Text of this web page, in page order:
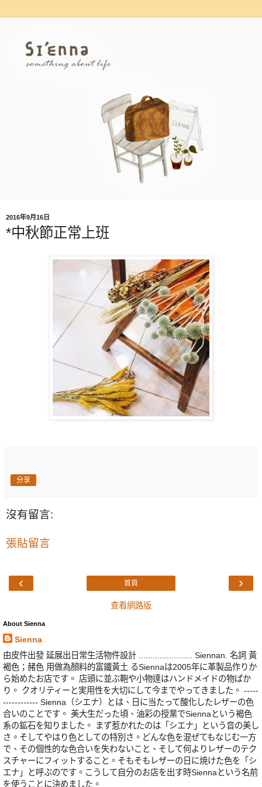
2016年9月16日
*中秋節正常上班
分享
沒有留言:
張貼留言
‹ ›
首頁
查看網路版
About Sienna
Sienna
由皮件出發 延展出日常生活物件設計 ....................... Siennan. 名詞 黃
褐色；赭色 用做為顏料的富鐵黃土 るSiennaは2005年に革製品作りか
ら始めたお店です。 店頭に並ぶ鞄や小物達はハンドメイドの物ばか
り。 クオリティーと実用性を大切にして今までやってきました。 -----
------------ Sienna（シエナ）とは、日に当たって酸化したレザーの色
合いのことです。 美大生だった頃、油彩の授業でSiennaという褐色
系の鉱石を知りました。 まず惹かれたのは「シエナ」という音の美し
さ。そしてやはり色としての特別さ。どんな色を混ぜてもなじむ一方
で、その個性的な色合いを失わないこと、そして何よりレザーのテク
スチャーにフィットすること。そもそもレザーの日に焼けた色を「シ
エナ」と呼ぶのです。こうして自分のお店を出す時Siennaという名前
を使うことに決めました。